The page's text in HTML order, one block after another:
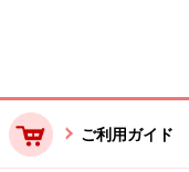
ご利用ガイド